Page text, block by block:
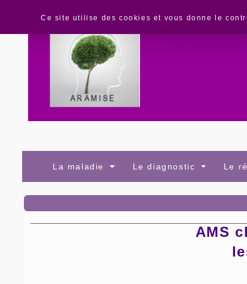
La maladie Le diagnostic Le
AMS
Ce site utilise des cookies et vous donne le